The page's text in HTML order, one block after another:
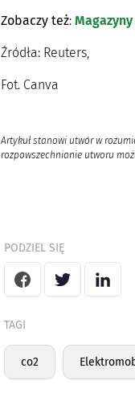
Zobaczy też:
Źródła: Reuters,
Fot. Canva
Artykuł stanowi utwór w
rozpowszechnianie utworu
PODZIEL SIĘ
TAGI
co2